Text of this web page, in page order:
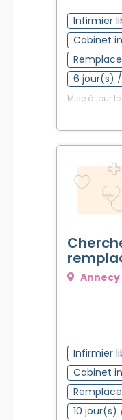
Infirmier
Cabinet
6 jour(s)
Mise à jour
Infirmier
Cabinet
10 jour(s)